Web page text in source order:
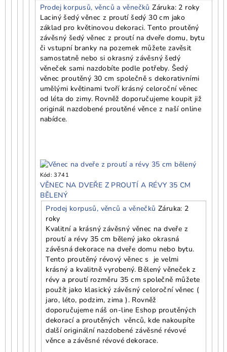
Prodej korpusů, věnců a věnečkůZáruka: 2 roky
Laciný šedý věnec z proutí šedý 30 cm jako
základ pro květinovou dekoraci. Tento proutěný
závěsný šedý věnec z proutí na dveře domu, bytu
či vstupní branky na pozemek můžete zavěsit
samostatně nebo si okrasný závěsný šedý
věneček sami nazdobíte podle potřeby. Šedý
věnec proutěný 30 cm společně s dekorativními
umělými květinami tvoří krásný celoroční věnec
od léta do zimy. Rovněž doporučujeme koupit již
originál nazdobené proutěné věnce z naší online
nabídce.
Kód: 3741
VĚNEC NA DVEŘE Z PROUTÍ A RÉVY 35 CM
BĚLENÝ
Prodej korpusů, věnců a věnečkůZáruka: 2
roky
Kvalitní a krásný závěsný věnec na dveře z
proutí a révy 35 cm bělený jako okrasná
závěsná dekorace na dveře domu nebo bytu.
Tento proutěný révový věnec s je velmi
krásný a kvalitně vyrobený. Bělený věneček z
révy a proutí rozměru 35 cm společně můžete
použít jako klasický závěsný celoroční věnec (
jaro, léto, podzim, zima ). Rovněž
doporučujeme náš on-line Eshop proutěných
dekorací a proutěných věnců, kde nakoupíte
další originální nazdobené závěsné révové
věnce a závěsné révové dekorace.